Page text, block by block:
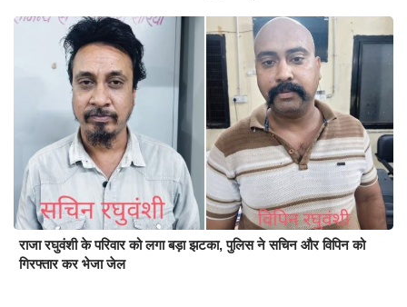
राजा रघुवंशी के परिवार को लगा बड़ा झटका, पुलिस ने सचिन और विपिन को
गिरफ्तार कर भेजा जेल